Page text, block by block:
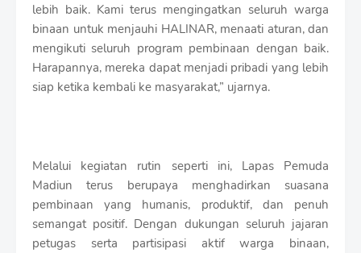
lebih baik. Kami terus mengingatkan seluruh warga
binaan untuk menjauhi HALINAR, menaati aturan, dan
mengikuti seluruh program pembinaan dengan baik.
Harapannya, mereka dapat menjadi pribadi yang lebih
siap ketika kembali ke masyarakat,” ujarnya.
Melalui kegiatan rutin seperti ini, Lapas Pemuda
Madiun terus berupaya menghadirkan suasana
pembinaan yang humanis, produktif, dan penuh
semangat positif. Dengan dukungan seluruh jajaran
petugas serta partisipasi aktif warga binaan,